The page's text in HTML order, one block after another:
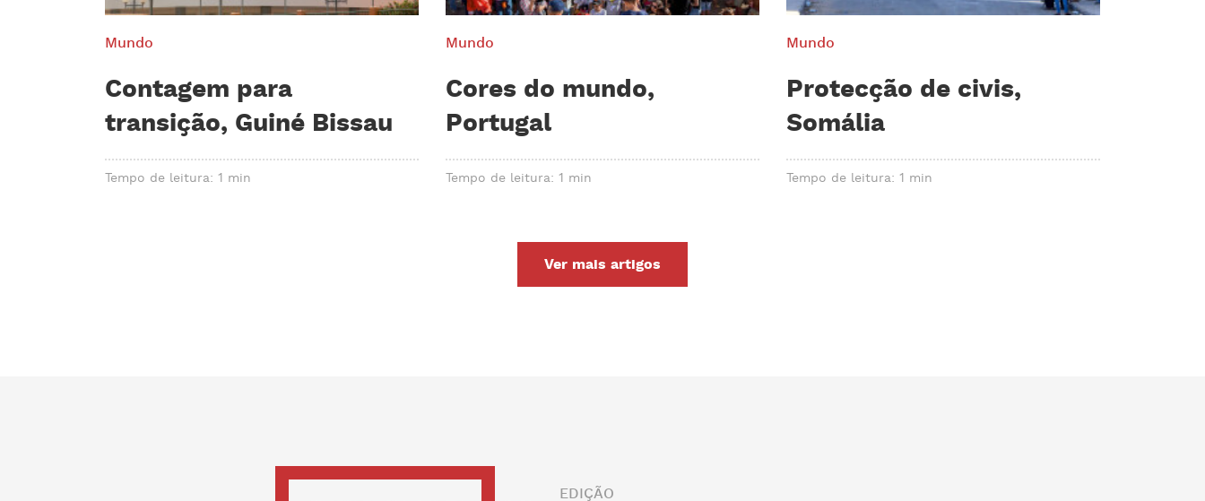
Mundo
Contagem para
transição, Guiné Bissau
Tempo de leitura: 1 min
Mundo
Cores do mundo,
Portugal
Tempo de leitura: 1 min
Mundo
Protecção de civis,
Somália
Tempo de leitura: 1 min
Ver mais artigos
EDIÇÃO